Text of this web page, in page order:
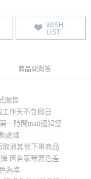
WISH
LIST
商品問與答
販售
作天不含假日
一時間mail通知您
處理
消其他下單商品
因各家螢幕色差
為準